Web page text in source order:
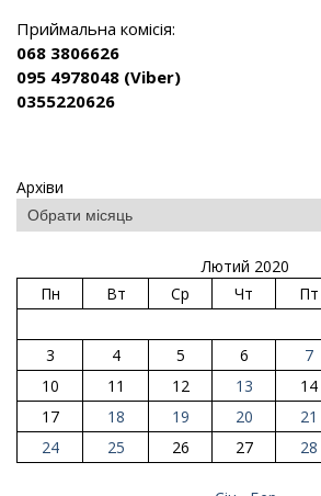
Приймальна комісія:
068 3806626
095 4978048 (Viber)
0355220626
Архіви
Лютий 2020
Пн
Вт Ср Чт Пт
3
4 5 6 7
10
11 12 13 14
17
18 19 20 21
24
25 26 27 28